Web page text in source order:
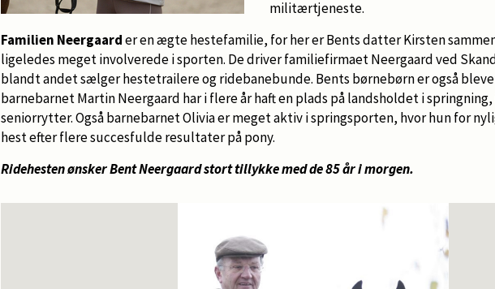
militærtjeneste.
Familien Neergaarder en ægte hestefamilie, for her er Bents datter Kirsten
ligeledes meget involverede i sporten. De driver familiefirmaet Neergaard ved
blandt andet sælger hestetrailere og ridebanebunde. Bents børnebørn er også
barnebarnet Martin Neergaard har i flere år haft en plads på landsholdet i springning,
seniorrytter. Også barnebarnet Olivia er meget aktiv i springsporten, hvor hun for
hest efter flere succesfulde resultater på pony.
Ridehesten ønsker Bent Neergaard stort tillykke med de 85 år i morgen.